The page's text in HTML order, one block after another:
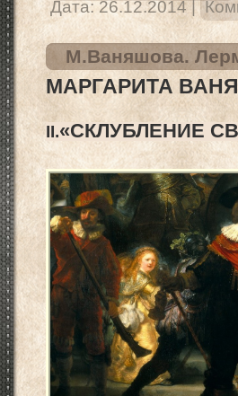
Дата: 26.12.2014 |
М.Ваняшова.
МАРГАРИТА
II.«СКЛУБЛЕНИЕ